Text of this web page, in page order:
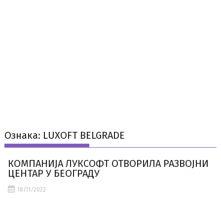
Ознака: LUXOFT BELGRADE
КОМПАНИЈА ЛУКСОФТ ОТВОРИЛА РАЗВОЈНИ
ЦЕНТАР У БЕОГРАДУ
18/11/2022